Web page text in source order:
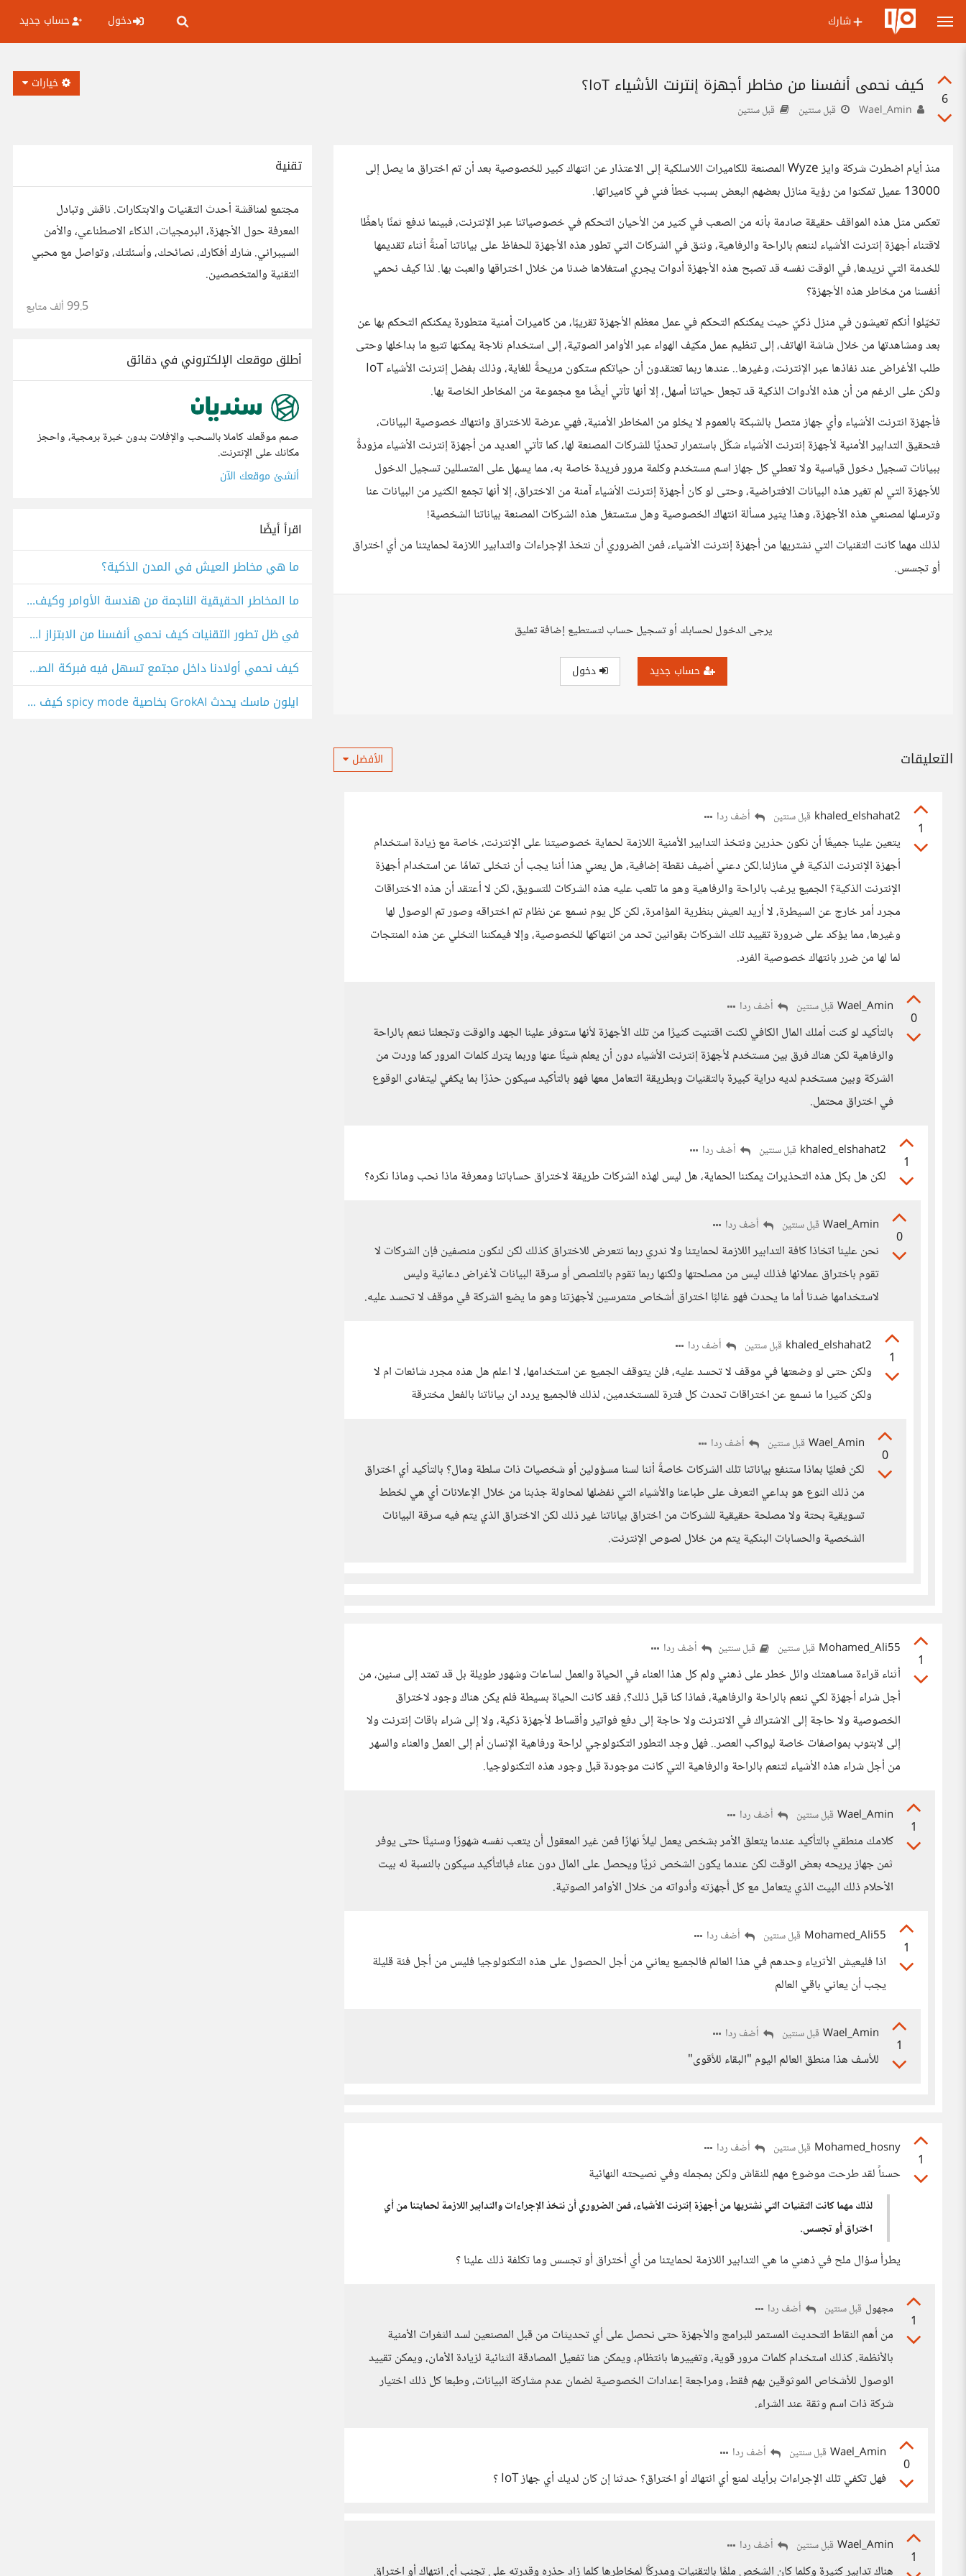
شارك دخول حساب جديد
6
كيف نحمي أنفسنا من مخاطر أجهزة إنترنت الأشياء IoT؟
قبل سنتين قبل سنتين
خيارات
منذ أيام اضطرت شركة وايز Wyze المصنعة للكاميرات اللاسلكية إلى الاعتذار عن انتهاك كبير للخصوصية بعد أن تم اختراق ما يصل إلى
13000 عميل تمكنوا من رؤية منازل بعضهم البعض بسبب خطأ فني في كاميراتها.
تعكس مثل هذه المواقف حقيقة صادمة بأنه من الصعب في كثير من الأحيان التحكم في خصوصياتنا عبر الإنترنت، فبينما ندفع ثمنًا باهظًا
لاقتناء أجهزة إنترنت الأشياء لننعم بالراحة والرفاهية، ونثق في الشركات التي تطور هذه الأجهزة للحفاظ على بياناتنا آمنةً أثناء تقديمها
للخدمة التي نريدها، في الوقت نفسه قد تصبح هذه الأجهزة أدوات يجري استغلاها ضدنا من خلال اختراقها والعبث بها. لذا كيف نحمي
أنفسنا من مخاطر هذه الأجهزة؟
تخيّلوا أنكم تعيشون في منزل ذكيّ حيث يمكنكم التحكم في عمل معظم الأجهزة تقريبًا، من كاميرات أمنية متطورة يمكنكم التحكم بها عن
بعد ومشاهدتها من خلال شاشة الهاتف، إلى تنظيم عمل مكيّف الهواء عبر الأوامر الصوتية، إلى استخدام ثلاجة يمكنها تتبع ما بداخلها وحتى
طلب الأغراض عند نفاذها عبر الإنترنت، وغيرها.. عندها ربما تعتقدون أن حياتكم ستكون مريحةً للغاية، وذلك بفضل إنترنت الأشياء IoT
ولكن على الرغم من أن هذه الأدوات الذكية قد تجعل حياتنا أسهل، إلا أنها تأتي أيضًا مع مجموعة من المخاطر الخاصة بها.
فأجهزة انترنت الأشياء وأي جهاز متصل بالشبكة بالعموم لا يخلو من المخاطر الأمنية، فهي عرضة للاختراق وانتهاك خصوصية البيانات،
فتحقيق التدابير الأمنية لأجهزة إنترنت الأشياء شكّل باستمرار تحديًا للشركات المصنعة لها، كما تأتي العديد من أجهزة إنترنت الأشياء مزودةً
ببيانات تسجيل دخول قياسية ولا تعطي كل جهاز اسم مستخدم وكلمة مرور فريدة خاصة به، مما يسهل على المتسللين تسجيل الدخول
للأجهزة التي لم تغير هذه البيانات الافتراضية، وحتى لو كان أجهزة إنترنت الأشياء آمنة من الاختراق، إلا أنها تجمع الكثير من البيانات عنا
وترسلها لمصنعي هذه الأجهزة، وهذا يثير مسألة انتهاك الخصوصية وهل ستستغل هذه الشركات المصنعة بياناتنا الشخصية!
لذلك مهما كانت التقنيات التي نشتريها من أجهزة إنترنت الأشياء، فمن الضروري أن نتخذ الإجراءات والتدابير اللازمة لحمايتنا من أي اختراق
أو تجسس.
يرجى الدخول لحسابك أو تسجيل حساب لتستطيع إضافة تعليق
حساب جديد دخول
التعليقات الأفضل
1
khaled_elshahat2 قبل سنتين أضف ردا
يتعين علينا جميعًا أن نكون حذرين ونتخذ التدابير الأمنية اللازمة لحماية خصوصيتنا على الإنترنت، خاصة مع زيادة استخدام
أجهزة الإنترنت الذكية في منازلنا.لكن دعني أضيف نقطة إضافية، هل يعني هذا أننا يجب أن نتخلى تمامًا عن استخدام أجهزة
الإنترنت الذكية؟ الجميع يرغب بالراحة والرفاهية وهو ما تلعب عليه هذه الشركات للتسويق، لكن لا أعتقد أن هذه الاختراقات
مجرد أمر خارج عن السيطرة، لا أريد العيش بنظرية المؤامرة، لكن كل يوم نسمع عن نظام تم اختراقه وصور تم الوصول لها
وغيرها، مما يؤكد على ضرورة تقييد تلك الشركات بقوانين تحد من انتهاكها للخصوصية، وإلا فيمكننا التخلي عن هذه المنتجات
لما لها من ضرر بانتهاك خصوصية الفرد.
0
Wael_Amin قبل سنتين أضف ردا
بالتأكيد لو كنت أملك المال الكافي لكنت اقتنيت كثيرًا من تلك الأجهزة لأنها ستوفر علينا الجهد والوقت وتجعلنا ننعم بالراحة
والرفاهية لكن هناك فرق بين مستخدم لأجهزة إنترنت الأشياء دون أن يعلم شيئًا عنها وربما يترك كلمات المرور كما وردت من
الشركة وبين مستخدم لديه دراية كبيرة بالتقنيات وبطريقة التعامل معها فهو بالتأكيد سيكون حذرًا بما يكفي ليتفادى الوقوع
في اختراق محتمل.
1
khaled_elshahat2 قبل سنتين أضف ردا
لكن هل بكل هذه التحذيرات يمكننا الحماية، هل ليس لهذه الشركات طريقة لاختراق حساباتنا ومعرفة ماذا نحب وماذا نكره؟
0
Wael_Amin قبل سنتين أضف ردا
نحن علينا اتخاذا كافة التدابير اللازمة لحمايتنا ولا ندري ربما نتعرض للاختراق كذلك لكن لنكون منصفين فإن الشركات لا
تقوم باختراق عملائها فذلك ليس من مصلحتها ولكنها ربما تقوم بالتلصص أو سرقة البيانات لأغراض دعائية وليس
لاستخدامها ضدنا أما ما يحدث فهو غالبًا اختراق أشخاص متمرسين لأجهزتنا وهو ما يضع الشركة في موقف لا تحسد عليه.
1
khaled_elshahat2 قبل سنتين أضف ردا
ولكن حتى لو وضعتها في موقف لا تحسد عليه، فلن يتوقف الجميع عن استخدامها، لا اعلم هل هذه مجرد شائعات ام لا
ولكن كثيرا ما نسمع عن اختراقات تحدث كل فترة للمستخدمين، لذلك فالجميع يردد ان بياناتنا بالفعل مخترقة
0
Wael_Amin قبل سنتين أضف ردا
لكن فعليًا بماذا ستنفع بياناتنا تلك الشركات خاصةً أننا لسنا مسؤولين أو شخصيات ذات سلطة ومال؟ بالتأكيد أي اختراق
من ذلك النوع هو بداعي التعرف على طباعنا والأشياء التي نفضلها لمحاولة جذبنا من خلال الإعلانات أي هي لخطط
تسويقية بحتة ولا مصلحة حقيقية للشركات من اختراق بياناتنا غير ذلك لكن الاختراق الذي يتم فيه سرقة البيانات
الشخصية والحسابات البنكية يتم من خلال لصوص الإنترنت.
1
Mohamed_Ali55 قبل سنتين قبل سنتين أضف ردا
أثناء قراءة مساهمتك وائل خطر على ذهني ولم كل هذا العناء في الحياة والعمل لساعات وشهور طويلة بل قد تمتد إلى سنين، من
أجل شراء أجهزة لكي ننعم بالراحة والرفاهية، فماذا كنا قبل ذلك؟، فقد كانت الحياة بسيطة فلم يكن هناك وجود لاختراق
الخصوصية ولا حاجة إلى الاشتراك في الانترنت ولا حاجة إلى دفع فواتير وأقساط لأجهزة ذكية، ولا إلى شراء باقات إنترنت ولا
إلى لابتوب بمواصفات خاصة ليواكب العصر.. فهل وجد التطور التكنولوجي لراحة ورفاهية الإنسان أم إلى العمل والعناء والسهر
من أجل شراء هذه الأشياء لتنعم بالراحة والرفاهية التي كانت موجودة قبل وجود هذه التكنولوجيا.
1
Wael_Amin قبل سنتين أضف ردا
كلامك منطقي بالتأكيد عندما يتعلق الأمر بشخص يعمل ليلاً نهارًا فمن غير المعقول أن يتعب نفسه شهورًا وسنينًا حتى يوفر
ثمن جهاز يريحه بعض الوقت لكن عندما يكون الشخص ثريًا ويحصل على المال دون عناء فبالتأكيد سيكون بالنسبة له بيت
الأحلام ذلك البيت الذي يتعامل مع كل أجهزته وأدواته من خلال الأوامر الصوتية.
1
Mohamed_Ali55 قبل سنتين أضف ردا
اذا فليعيش الأثرياء وحدهم في هذا العالم فالجميع يعاني من أجل الحصول على هذه التكنولوجيا فليس من أجل فئة قليلة
يجب أن يعاني باقي العالم
1
Wael_Amin قبل سنتين أضف ردا
للأسف هذا منطق العالم اليوم "البقاء للأقوى"
1
Mohamed_hosny قبل سنتين أضف ردا
حسناً لقد طرحت موضوع مهم للنقاش ولكن بمجمله وفي نصيحته النهائية
لذلك مهما كانت التقنيات التي نشتريها من أجهزة إنترنت الأشياء، فمن الضروري أن نتخذ الإجراءات والتدابير اللازمة لحمايتنا من أي
اختراق أو تجسس.
يطرأ سؤال ملح في ذهني ما هي التدابير اللازمة لحمايتنا من أي أختراق أو تجسس وما تكلفة ذلك علينا ؟
1
مجهول قبل سنتين أضف ردا
من أهم النقاط التحديث المستمر للبرامج والأجهزة حتى نحصل على أي تحديثات من قبل المصنعين لسد الثغرات الأمنية
بالأنظمة. كذلك استخدام كلمات مرور قوية، وتغييرها بانتظام، ويمكن هنا تفعيل المصادقة الثنائية لزيادة الأمان، ويمكن تقييد
الوصول للأشخاص الموثوقين بهم فقط، ومراجعة إعدادات الخصوصية لضمان عدم مشاركة البيانات، وطبعا كل ذلك اختيار
شركة ذات اسم وثقة عند الشراء.
0
Wael_Amin قبل سنتين أضف ردا
فهل تكفي تلك الإجراءات برأيك لمنع أي انتهاك أو اختراق؟ حدثنا إن كان لديك أي جهاز IoT ؟
1
Wael_Amin قبل سنتين أضف ردا
تقنية
مجتمع لمناقشة أحدث التقنيات والابتكارات. ناقش وتبادل
المعرفة حول الأجهزة، البرمجيات، الذكاء الاصطناعي، والأمن
السيبراني. شارك أفكارك، نصائحك، وأسئلتك، وتواصل مع محبي
التقنية والمتخصصين.
99.5 ألف متابع
أطلق موقعك الإلكتروني في دقائق
صمم موقعك كاملا بالسحب والإفلات بدون خبرة برمجية، واحجز
مكانك على الإنترنت.
أنشئ موقعك الآن
اقرأ أيضًا
ما هي مخاطر العيش في المدن الذكية؟
ما المخاطر الحقيقية الناجمة من هندسة الأوامر وكيف نقي أنفسنا منها؟
في ظل تطور التقنيات كيف نحمي أنفسنا من الابتزاز الإلكتروني؟
كيف نحمي أولادنا داخل مجتمع تسهل فيه فبركة الصور بالذكاء الاصطناعي؟
ايلون ماسك يحدث GrokAI بخاصية spicy mode كيف نحمي أبناءنا؟